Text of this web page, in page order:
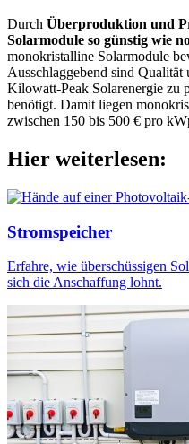
Durch Überproduktion und
Solarmodule so günstig wie
monokristalline Solarmodule
Ausschlaggebend sind
Kilowatt-Peak Solarenergie zu
benötigt. Damit liegen
zwischen 150 bis 500 € pro
Hier weiterlesen:
Stromspeicher
Erfahre, wie überschüssigen
sich die Anschaffung lohnt.